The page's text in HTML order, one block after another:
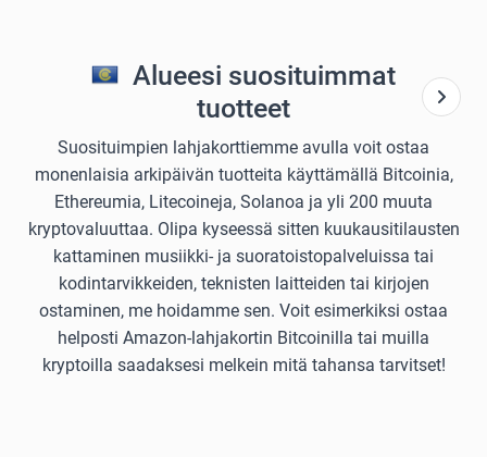
Alueesi suosituimmat
tuotteet
Suosituimpien lahjakorttiemme avulla voit ostaa
monenlaisia arkipäivän tuotteita käyttämällä Bitcoinia,
Ethereumia, Litecoineja, Solanoa ja yli 200 muuta
kryptovaluuttaa. Olipa kyseessä sitten kuukausitilausten
kattaminen musiikki- ja suoratoistopalveluissa tai
kodintarvikkeiden, teknisten laitteiden tai kirjojen
ostaminen, me hoidamme sen. Voit esimerkiksi ostaa
helposti Amazon-lahjakortin Bitcoinilla tai muilla
kryptoilla saadaksesi melkein mitä tahansa tarvitset!